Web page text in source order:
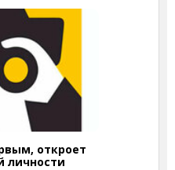
откроет
личности